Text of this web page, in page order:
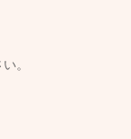
。